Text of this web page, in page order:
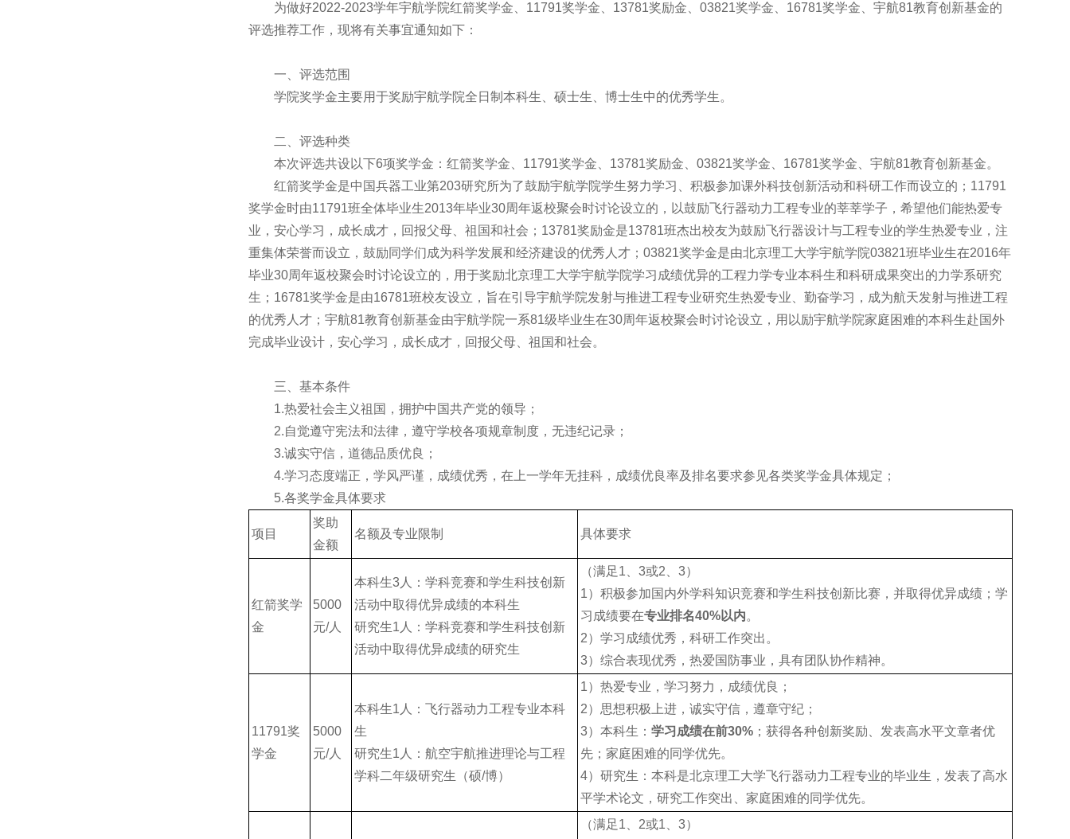
为做好2022-2023学年宇航学院红箭奖学金、11791奖学金、13781奖励金、03821奖学金、16781奖学金、宇航81教育创新基金的
评选推荐工作，现将有关事宜通知如下：
一、评选范围
学院奖学金主要用于奖励宇航学院全日制本科生、硕士生、博士生中的优秀学生。
二、评选种类
本次评选共设以下6项奖学金：红箭奖学金、11791奖学金、13781奖励金、03821奖学金、16781奖学金、宇航81教育创新基金。
红箭奖学金是中国兵器工业第203研究所为了鼓励宇航学院学生努力学习、积极参加课外科技创新活动和科研工作而设立的；11791
奖学金时由11791班全体毕业生2013年毕业30周年返校聚会时讨论设立的，以鼓励飞行器动力工程专业的莘莘学子，希望他们能热爱专
业，安心学习，成长成才，回报父母、祖国和社会；13781奖励金是13781班杰出校友为鼓励飞行器设计与工程专业的学生热爱专业，注
重集体荣誉而设立，鼓励同学们成为科学发展和经济建设的优秀人才；03821奖学金是由北京理工大学宇航学院03821班毕业生在2016年
毕业30周年返校聚会时讨论设立的，用于奖励北京理工大学宇航学院学习成绩优异的工程力学专业本科生和科研成果突出的力学系研究
生；16781奖学金是由16781班校友设立，旨在引导宇航学院发射与推进工程专业研究生热爱专业、勤奋学习，成为航天发射与推进工程
的优秀人才；宇航81教育创新基金由宇航学院一系81级毕业生在30周年返校聚会时讨论设立，用以励宇航学院家庭困难的本科生赴国外
完成毕业设计，安心学习，成长成才，回报父母、祖国和社会。
三、基本条件
1.热爱社会主义祖国，拥护中国共产党的领导；
2.自觉遵守宪法和法律，遵守学校各项规章制度，无违纪记录；
3.诚实守信，道德品质优良；
4.学习态度端正，学风严谨，成绩优秀，在上一学年无挂科，成绩优良率及排名要求参见各类奖学金具体规定；
5.各奖学金具体要求
项目
奖助
金额
名额及专业限制 具体要求
红箭奖学
金
5000
元/人
本科生3人：学科竞赛和学生科技创新
活动中取得优异成绩的本科生
研究生1人：学科竞赛和学生科技创新
活动中取得优异成绩的研究生
（满足1、3或2、3）
1）积极参加国内外学科知识竞赛和学生科技创新比赛，并取得优异成绩；学
习成绩要在专业排名40%以内。
2）学习成绩优秀，科研工作突出。
3）综合表现优秀，热爱国防事业，具有团队协作精神。
11791奖
学金
5000
元/人
本科生1人：飞行器动力工程专业本科
生
研究生1人：航空宇航推进理论与工程
学科二年级研究生（硕/博）
1）热爱专业，学习努力，成绩优良；
2）思想积极上进，诚实守信，遵章守纪；
3）本科生： 学习成绩在前30% ；获得各种创新奖励、发表高水平文章者优
先；家庭困难的同学优先。
4）研究生：本科是北京理工大学飞行器动力工程专业的毕业生，发表了高水
平学术论文，研究工作突出、家庭困难的同学优先。
（满足1、2或1、3）